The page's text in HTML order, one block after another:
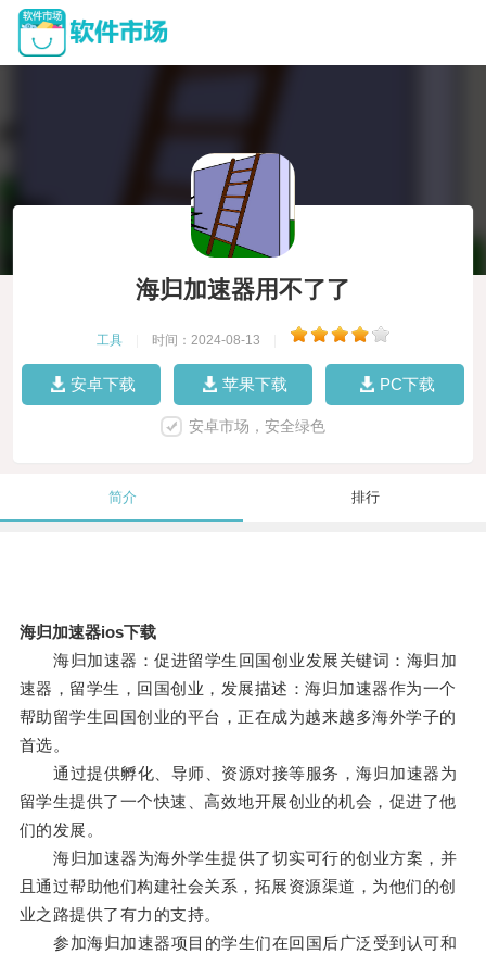
海归加速器用不了了
工具 时间：2024-08-13
安卓下载 苹果下载 PC下载
安卓市场，安全绿色
简介 排行
海归加速器ios下载
海归加速器：促进留学生回国创业发展关键词：海归加
速器，留学生，回国创业，发展描述：海归加速器作为一个
帮助留学生回国创业的平台，正在成为越来越多海外学子的
首选。
通过提供孵化、导师、资源对接等服务，海归加速器为
留学生提供了一个快速、高效地开展创业的机会，促进了他
们的发展。
海归加速器为海外学生提供了切实可行的创业方案，并
且通过帮助他们构建社会关系，拓展资源渠道，为他们的创
业之路提供了有力的支持。
参加海归加速器项目的学生们在回国后广泛受到认可和